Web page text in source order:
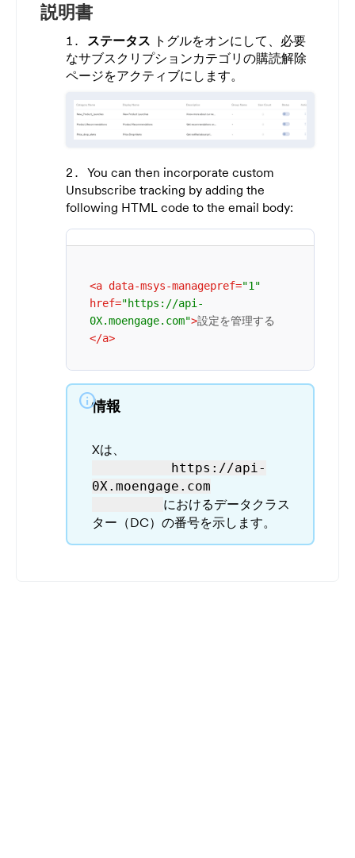
説明書
ステータス トグルをオンにして、必要
なサブスクリプションカテゴリの購読解除
ページをアクティブにします。
You can then incorporate custom
Unsubscribe tracking by adding the
following HTML code to the email body:
<a data-msys-managepref="1"
href="https://api-
0X.moengage.com">設定を管理する
</a>
info情報
Xは、
0X.moengage.com
におけるデータクラス
ター（DC）の番号を示します。